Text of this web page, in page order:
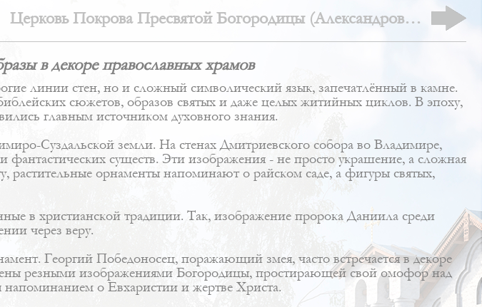
Церковь Покрова Пресвятой Богородицы (Александровск-
в декоре православных храмов
линии стен, но и сложный символический язык, запечатлённый в камне.
сюжетов, образов святых и даже целых житийных циклов. В эпоху,
главным источником духовного знания.
Суздальской земли. На стенах Дмитриевского собора во Владимире,
существ. Эти изображения - не просто украшение, а сложная
орнаменты напоминают о райском саде, а фигуры святых,
в христианской традиции. Так, изображение пророка Даниила среди
через веру.
Георгий Победоносец, поражающий змея, часто встречается в декоре
резными изображениями Богородицы, простирающей свой омофор над
о Евхаристии и жертве Христа.